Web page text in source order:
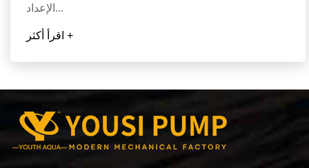
الإعداد...
اقرأ أكثر +